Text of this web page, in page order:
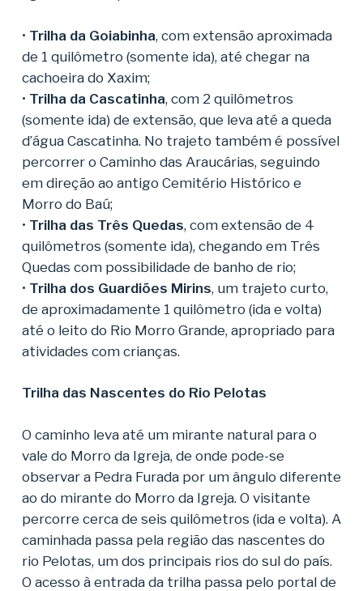
• Trilha da Goiabinha, com extensão aproximada
de 1 quilômetro (somente ida), até chegar na
cachoeira do Xaxim;
• Trilha da Cascatinha, com 2 quilômetros
(somente ida) de extensão, que leva até a queda
d’água Cascatinha. No trajeto também é possível
percorrer o Caminho das Araucárias, seguindo
em direção ao antigo Cemitério Histórico e
Morro do Baú;
• Trilha das Três Quedas, com extensão de 4
quilômetros (somente ida), chegando em Três
Quedas com possibilidade de banho de rio;
• Trilha dos Guardiões Mirins, um trajeto curto,
de aproximadamente 1 quilômetro (ida e volta)
até o leito do Rio Morro Grande, apropriado para
atividades com crianças.
Trilha das Nascentes do Rio Pelotas
O caminho leva até um mirante natural para o
vale do Morro da Igreja, de onde pode-se
observar a Pedra Furada por um ângulo diferente
ao do mirante do Morro da Igreja. O visitante
percorre cerca de seis quilômetros (ida e volta). A
caminhada passa pela região das nascentes do
rio Pelotas, um dos principais rios do sul do país.
O acesso à entrada da trilha passa pelo portal de